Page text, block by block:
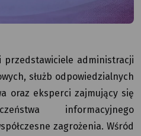
przedstawiciele administracji
służb odpowiedzialnych
oraz eksperci zajmujący się
informacyjnego
zagrożenia. Wśród